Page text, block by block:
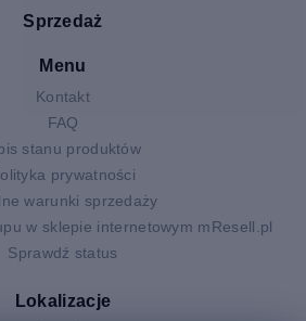
Sprzedaż
Menu
Kontakt
FAQ
stanu produktów
prywatności
warunki sprzedaży
w sklepie internetowym mResell.pl
Sprawdź status
Lokalizacje